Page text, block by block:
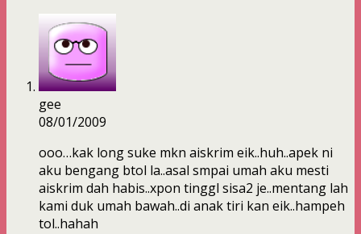
gee
08/01/2009
ooo…kak long suke mkn aiskrim eik..huh..apek ni
aku bengang btol la..asal smpai umah aku mesti
aiskrim dah habis..xpon tinggl sisa2 je..mentang lah
kami duk umah bawah..di anak tiri kan eik..hampeh
tol..hahah